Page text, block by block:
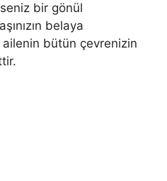
bir gönül
belaya
bütün çevrenizin